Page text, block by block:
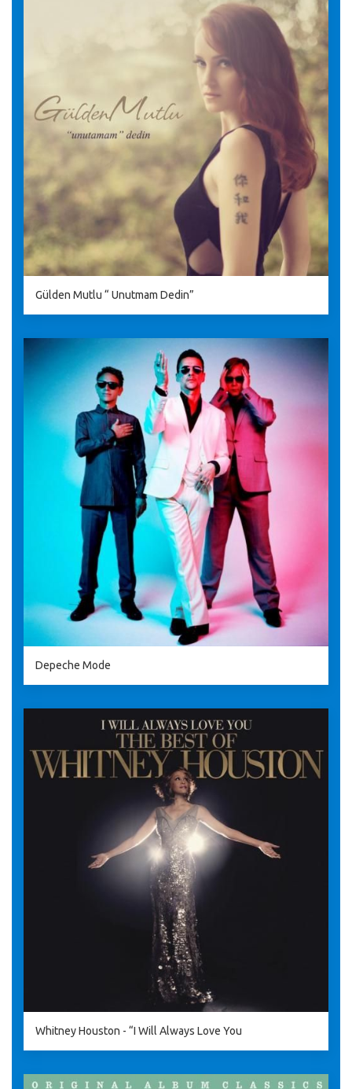
Gülden Mutlu “ Unutmam Dedin”
Depeche Mode
Whitney Houston - “I Will Always Love You